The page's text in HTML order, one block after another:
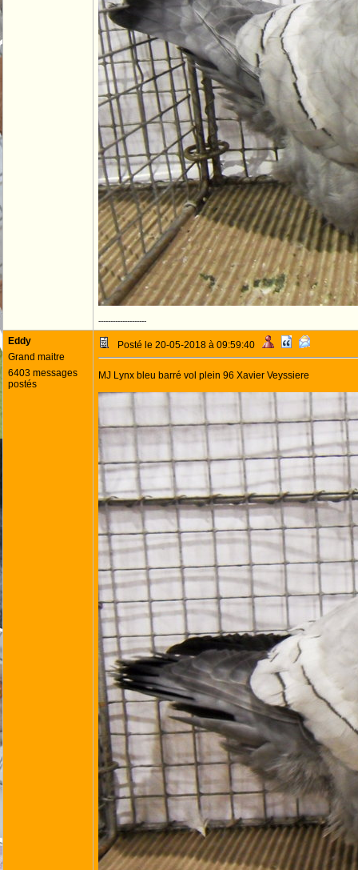
--------------------
Eddy
Grand maitre
6403 messages
postés
Posté le 20-05-2018 à 09:59:40
MJ Lynx bleu barré vol plein 96 Xavier Veyssiere